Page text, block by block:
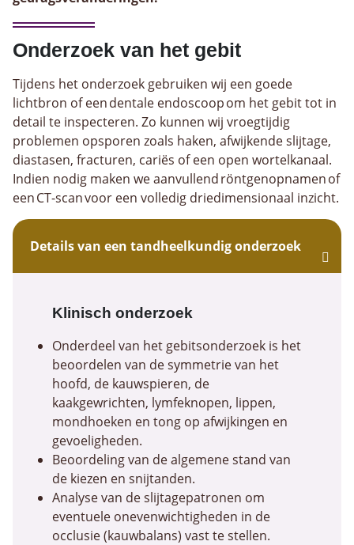
Onderzoek van het gebit
Tijdens het onderzoek gebruiken wij een goede
lichtbron of een dentale endoscoop om het gebit tot in
detail te inspecteren. Zo kunnen wij vroegtijdig
problemen opsporen zoals haken, afwijkende slijtage,
diastasen, fracturen, cariës of een open wortelkanaal.
Indien nodig maken we aanvullend röntgenopnamen of
een CT-scan voor een volledig driedimensionaal inzicht.
Details van een tandheelkundig onderzoek
Klinisch onderzoek
Onderdeel van het gebitsonderzoek is het
beoordelen van de symmetrie van het
hoofd, de kauwspieren, de
kaakgewrichten, lymfeknopen, lippen,
mondhoeken en tong op afwijkingen en
gevoeligheden.
Beoordeling van de algemene stand van
de kiezen en snijtanden.
Analyse van de slijtagepatronen om
eventuele onevenwichtigheden in de
occlusie (kauwbalans) vast te stellen.